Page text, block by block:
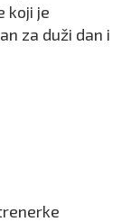
koji je
za duži dan i